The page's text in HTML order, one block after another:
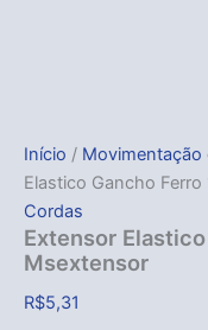
Início / Movimentação
Elastico Gancho
Cordas
Extensor
Msextensor
R$5,31